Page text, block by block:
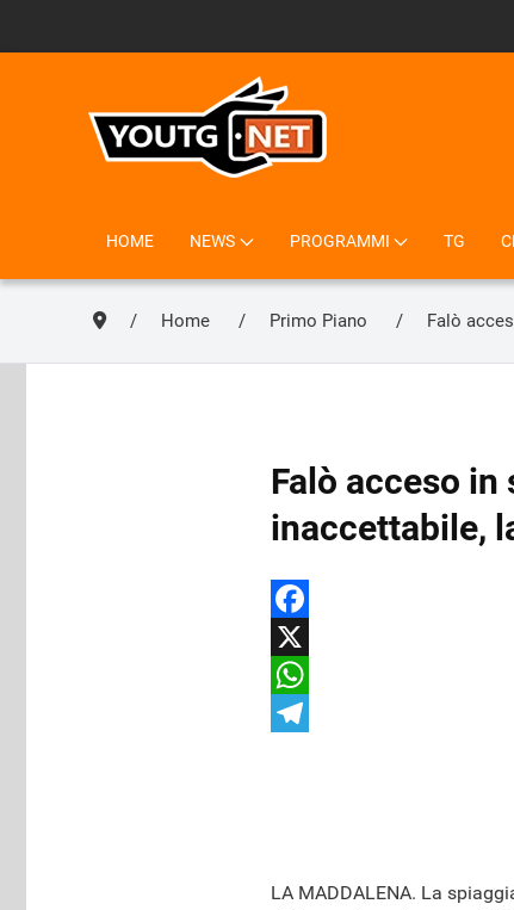
HOME NEWS PROGRAMMI TG
Home Primo Piano Falò
Falò acceso in
inaccettabile,
Facebook
X
WhatsApp
LA MADDALENA. La